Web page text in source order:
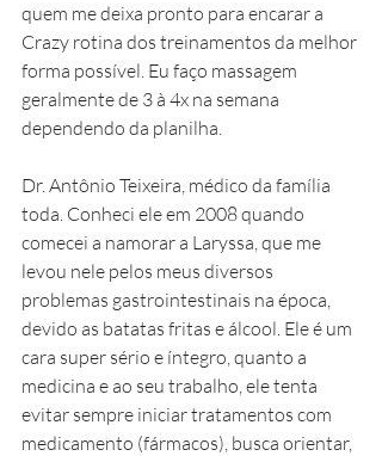
quem me deixa pronto para encarar a
Crazy rotina dos treinamentos da melhor
forma possível. Eu faço massagem
geralmente de 3 à 4x na semana
dependendo da planilha.
Dr. Antônio Teixeira, médico da família
toda. Conheci ele em 2008 quando
comecei a namorar a Laryssa, que me
levou nele pelos meus diversos
problemas gastrointestinais na época,
devido as batatas fritas e álcool. Ele é um
cara super sério e íntegro, quanto a
medicina e ao seu trabalho, ele tenta
evitar sempre iniciar tratamentos com
medicamento (fármacos), busca orientar,